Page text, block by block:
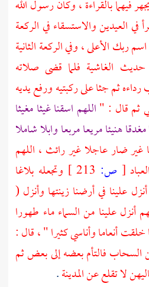
فيهما بالقراءة ، وكان رسول الله
العيدين والاستسقاء في الركعة
ربك الأعلى ، وفي الركعة الثانية
الغاشية فلما قضى صلاته
ثم جثا على ركبتيه ورفع يديه
ثم قال : "اللهم اسقنا غيثا مغيثا
هنيئا مريعا مربعا وابلا شاملا
غير ضار عاجلا غير رائث ، اللهم
[ ص:
وتجعله بلاغا
علينا في أرضنا زينتها وأنزل (
أنزل علينا من السماء ماء طهورا
أنعاما وأناسي كثيرا " ، قال :
السحاب فالتأم بعضه إلى بعض ثم
لا تقلع عنالمدينة.